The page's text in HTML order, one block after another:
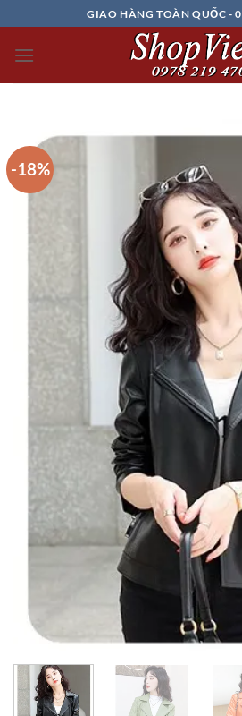
đến
nội
GIAO HÀNG TOÀN QUỐC -
-18%